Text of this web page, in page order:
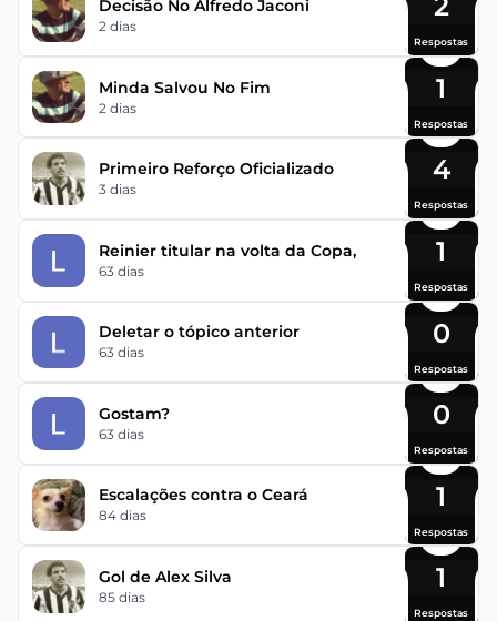
Decisão No Alfredo Jaconi
2 dias
Respostas
Minda Salvou No Fim
2 dias
1
Respostas
Primeiro Reforço Oficializado
3 dias
4
Respostas
Reinier titular na volta da Copa,
63 dias
1
Respostas
Deletar o tópico anterior
63 dias
0
Respostas
Gostam?
63 dias
0
Respostas
Escalações contra o Ceará
84 dias
1
Respostas
Gol de Alex Silva
85 dias
1
Respostas